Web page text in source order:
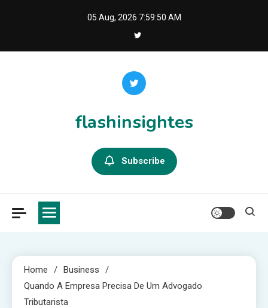
05 Aug, 2026 7:59:50 AM
flashinsightes
Subscribe
Home
Business
Quando A Empresa Precisa De Um Advogado
Tributarista